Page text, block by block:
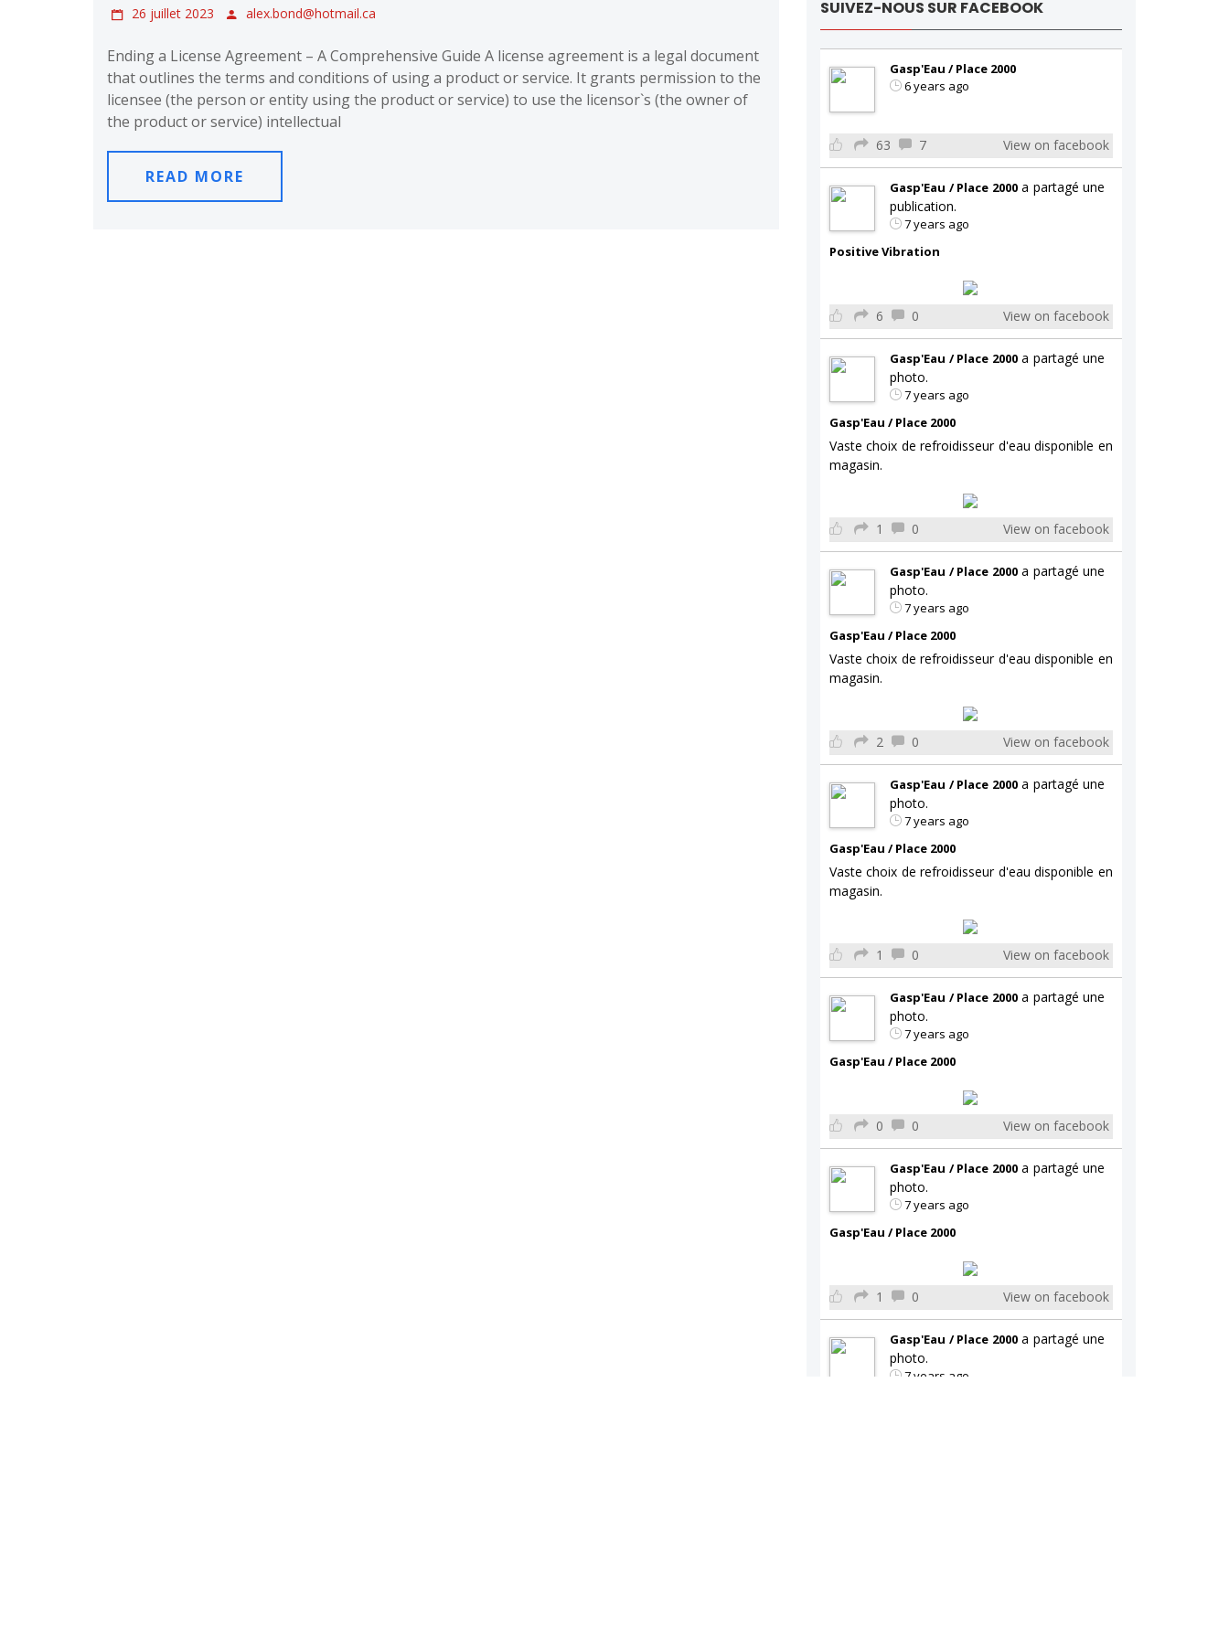
26 juillet 2023 alex.bond@hotmail.ca
Ending a License Agreement – A Comprehensive Guide A license agreement is a legal document
that outlines the terms and conditions of using a product or service. It grants permission to the
licensee (the person or entity using the product or service) to use the licensor`s (the owner of
the product or service) intellectual
READ MORE
SUIVEZ-NOUS SUR FACEBOOK
Gasp'Eau / Place 2000
6 years ago
63 7 View on facebook
Gasp'Eau / Place 2000a partagé une
publication.
7 years ago
Positive Vibration
6 0 View on facebook
Gasp'Eau / Place 2000a partagé une
photo.
7 years ago
Gasp'Eau / Place 2000
Vaste choix de refroidisseur d'eau disponible en
magasin.
1 0 View on facebook
Gasp'Eau / Place 2000a partagé une
photo.
7 years ago
Gasp'Eau / Place 2000
Vaste choix de refroidisseur d'eau disponible en
magasin.
2 0 View on facebook
Gasp'Eau / Place 2000a partagé une
photo.
7 years ago
Gasp'Eau / Place 2000
Vaste choix de refroidisseur d'eau disponible en
magasin.
1 0 View on facebook
Gasp'Eau / Place 2000a partagé une
photo.
7 years ago
Gasp'Eau / Place 2000
0 0 View on facebook
Gasp'Eau / Place 2000a partagé une
photo.
7 years ago
Gasp'Eau / Place 2000
1 0 View on facebook
Gasp'Eau / Place 2000a partagé une
photo.
7 years ago